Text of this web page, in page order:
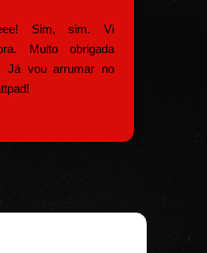
Sim, sim. Vi
Muito obrigada
Já vou arrumar no